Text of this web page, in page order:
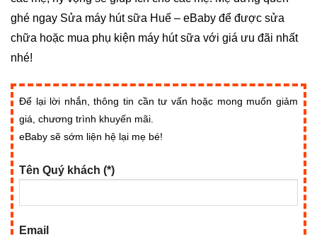
ghé ngay Sửa máy hút sữa Huế – eBaby để được sửa
chữa hoặc mua phụ kiện máy hút sữa với giá ưu đãi nhất
nhé!
Để lại lời nhắn, thông tin cần tư vấn hoặc mong muốn giảm
giá, chương trình khuyến mãi.
eBaby sẽ sớm liện hệ lại mẹ bé!
Tên Quý khách (*)
Email